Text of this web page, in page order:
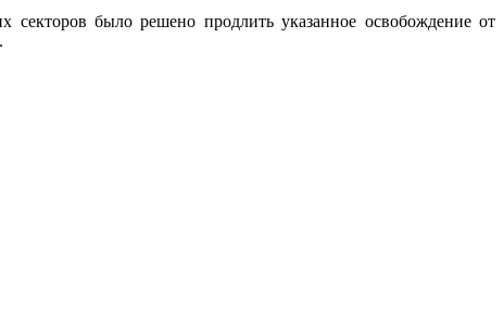
секторов было решено продлить указанное освобождение от